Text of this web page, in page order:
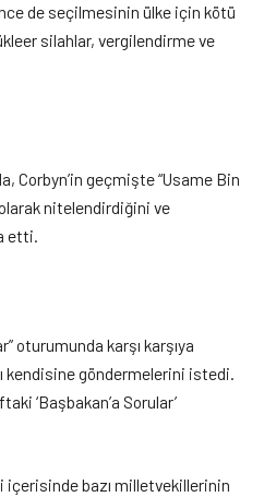
de seçilmesinin ülke için kötü
silahlar, vergilendirme ve
Corbyn’in geçmişte “Usame Bin
olarak nitelendirdiğini ve
etti.
oturumunda karşı karşıya
kendisine göndermelerini istedi.
‘Başbakan’a Sorular’
içerisinde bazı milletvekillerinin